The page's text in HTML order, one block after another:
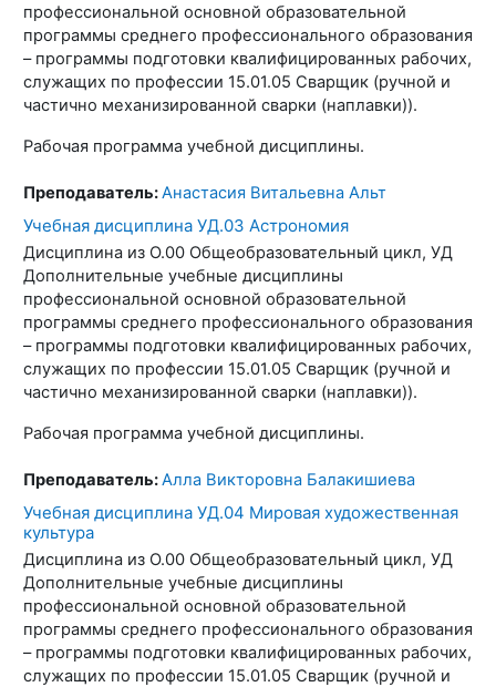
профессиональной основной образовательной
программы среднего профессионального образования
– программы подготовки квалифицированных рабочих,
служащих по профессии 15.01.05 Сварщик (ручной и
частично механизированной сварки (наплавки)).
Рабочая программа учебной дисциплины.
Преподаватель:Анастасия Витальевна Альт
Учебная дисциплина УД.03 Астрономия
Дисциплина из О.00 Общеобразовательный цикл, УД
Дополнительные учебные дисциплины
профессиональной основной образовательной
программы среднего профессионального образования
– программы подготовки квалифицированных рабочих,
служащих по профессии 15.01.05 Сварщик (ручной и
частично механизированной сварки (наплавки)).
Рабочая программа учебной дисциплины.
Преподаватель:Алла Викторовна Балакишиева
Учебная дисциплина УД.04 Мировая художественная
культура
Дисциплина из О.00 Общеобразовательный цикл, УД
Дополнительные учебные дисциплины
профессиональной основной образовательной
программы среднего профессионального образования
– программы подготовки квалифицированных рабочих,
служащих по профессии 15.01.05 Сварщик (ручной и